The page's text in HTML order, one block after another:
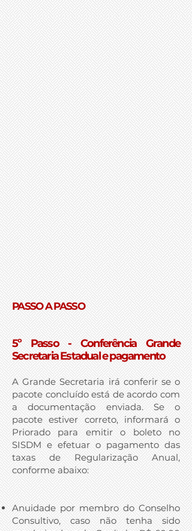
PASSO A PASSO
5º Passo - Conferência Grande
Secretaria Estadual e pagamento
A Grande Secretaria irá conferir se o
pacote concluído está de acordo com
a documentação enviada. Se o
pacote estiver correto, informará o
Priorado para emitir o boleto no
SISDM e efetuar o pagamento das
taxas de Regularização Anual,
conforme abaixo: ​
Anuidade por membro do Conselho
Consultivo, caso não tenha sido